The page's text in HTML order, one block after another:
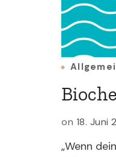
on 18. Juni
„Wenn